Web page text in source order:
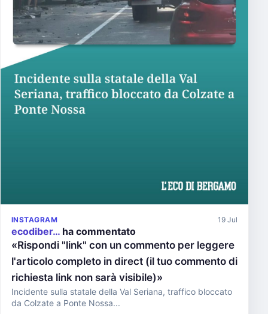
INSTAGRAM 19 Jul
ecodiber… ha commentato
«Rispondi "link" con un commento per leggere
l'articolo completo in direct (il tuo commento di
richiesta link non sarà visibile)»
Incidente sulla statale della Val Seriana, traffico bloccato
da Colzate a Ponte Nossa...